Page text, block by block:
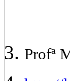
Profª